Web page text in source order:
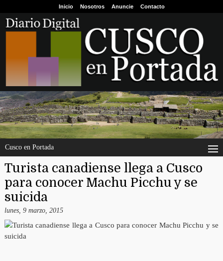
Inicio Nosotros Anuncie Contacto
Cusco en Portada
Turista canadiense llega a Cusco
para conocer Machu Picchu y se
suicida
lunes, 9 marzo, 2015